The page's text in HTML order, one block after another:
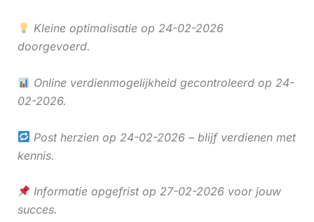
Kleine optimalisatie op 24-02-2026
doorgevoerd.
Online verdienmogelijkheid gecontroleerd op 24-
02-2026.
Post herzien op 24-02-2026 – blijf verdienen met
kennis.
Informatie opgefrist op 27-02-2026 voor jouw
succes.